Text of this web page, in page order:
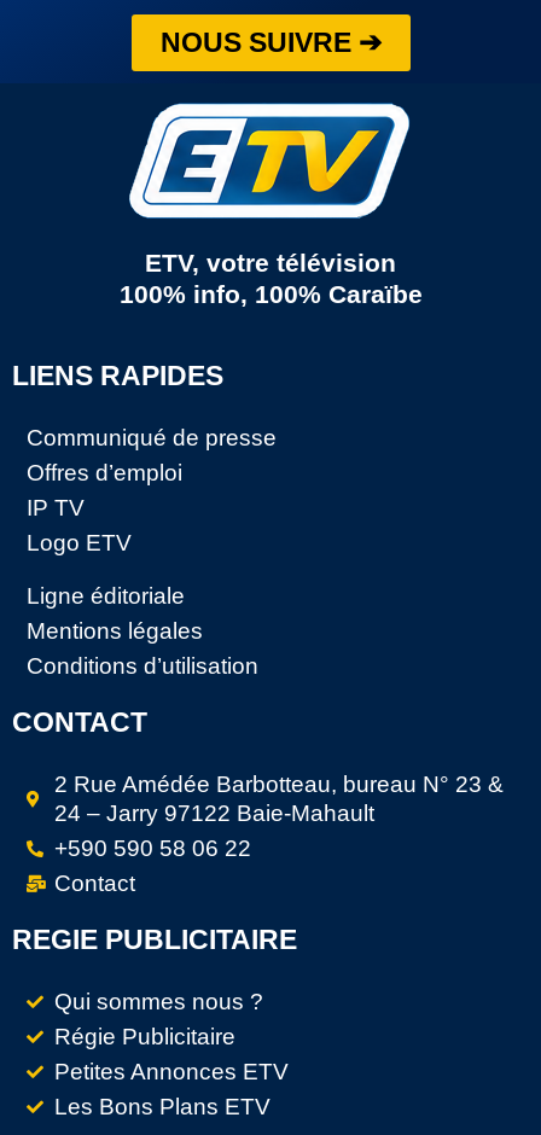
NOUS SUIVRE ➔
ETV, votre télévision
100% info, 100% Caraïbe
LIENS RAPIDES
Communiqué de presse
Offres d’emploi
IP TV
Logo ETV
Ligne éditoriale
Mentions légales
Conditions d’utilisation
CONTACT
2 Rue Amédée Barbotteau, bureau N° 23 &
24 – Jarry 97122 Baie-Mahault
+590 590 58 06 22
Contact
REGIE PUBLICITAIRE
Qui sommes nous ?
Régie Publicitaire
Petites Annonces ETV
Les Bons Plans ETV